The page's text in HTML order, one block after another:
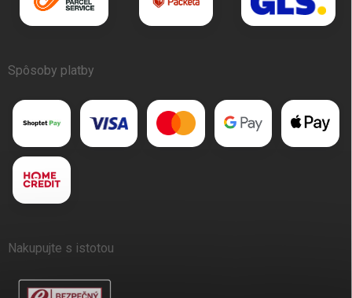
Spôsoby platby
Nakupujte s istotou